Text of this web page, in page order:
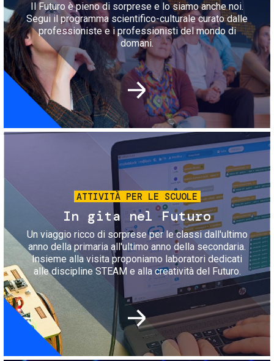
Il Futuro è pieno di sorprese e lo siamo anche noi.
Segui il programma scientifico-culturale curato dalle
professioniste e i professionisti del mondo di
domani.
Immagine
ATTIVITÀ PER LE SCUOLE
In gita nel Futuro
Un viaggio ricco di sorprese per le classi dall'ultimo
anno della primaria all'ultimo anno della secondaria.
Insieme alla visita proponiamo laboratori dedicati
alle discipline STEAM e alla creatività del Futuro.